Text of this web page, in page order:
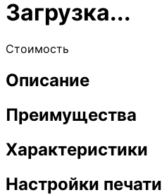
Загрузка...
Стоимость
Описание
Преимущества
Характеристики
Настройки печати